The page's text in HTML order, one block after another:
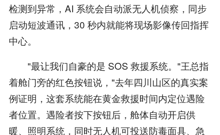
检测到异常，AI 系统会自动派无人机侦察，同步
启动短波通讯，30 秒内就能将现场影像传回指挥
中心。
"最让我们自豪的是 SOS 救援系统。"王总指
着舱门旁的红色按钮说，"去年四川山区的真实案
例证明，这套系统能在黄金救援时间内定位遇险
者位置。遇险者按下按钮后，舱体自动开启供
暖、照明系统，同时无人机可投送防毒面具、急